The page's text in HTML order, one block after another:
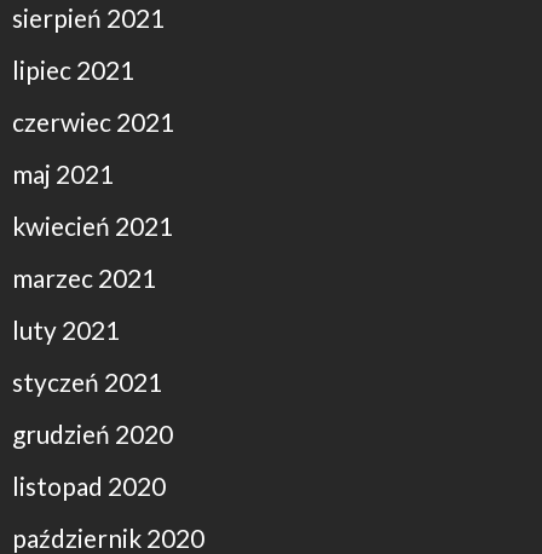
sierpień 2021
lipiec 2021
czerwiec 2021
maj 2021
kwiecień 2021
marzec 2021
luty 2021
styczeń 2021
grudzień 2020
listopad 2020
październik 2020